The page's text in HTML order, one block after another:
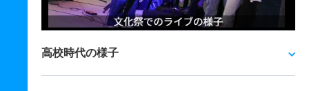
高校時代の様子